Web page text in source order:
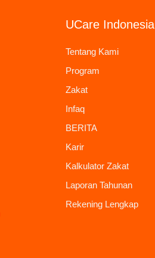
UCare Indonesia
Tentang Kami
Program
Zakat
Infaq
BERITA
Karir
Kalkulator Zakat
Laporan Tahunan
Rekening Lengkap